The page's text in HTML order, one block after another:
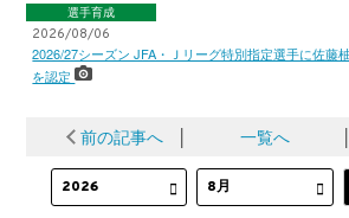
選手育成
2026/08/06
2026/27シーズン JFA・Ｊリーグ特別指定選手に佐藤
を認定
前の記事へ │ 一覧へ